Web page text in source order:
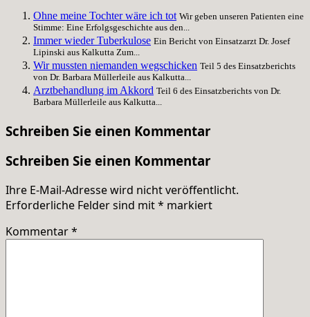
Ohne meine Tochter wäre ich tot Wir geben unseren Patienten eine
Stimme: Eine Erfolgsgeschichte aus den...
Immer wieder Tuberkulose Ein Bericht von Einsatzarzt Dr. Josef
Lipinski aus Kalkutta Zum...
Wir mussten niemanden wegschicken Teil 5 des Einsatzberichts
von Dr. Barbara Müllerleile aus Kalkutta...
Arztbehandlung im Akkord Teil 6 des Einsatzberichts von Dr.
Barbara Müllerleile aus Kalkutta...
Schreiben Sie einen Kommentar
Schreiben Sie einen Kommentar
Ihre E-Mail-Adresse wird nicht veröffentlicht.
Erforderliche Felder sind mit* markiert
Kommentar*